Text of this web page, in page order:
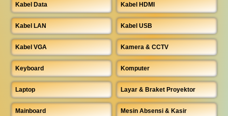
Kabel Data Kabel HDMI
Kabel LAN Kabel USB
Kabel VGA Kamera & CCTV
Keyboard Komputer
Laptop Layar & Braket Proyektor
Mainboard Mesin Absensi & Kasir